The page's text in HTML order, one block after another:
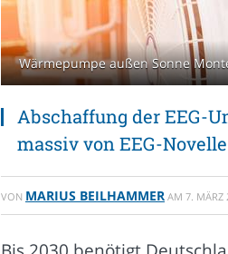
Wärmepumpe außen Sonne
Abschaffung der EEG-
massiv von EEG-Novelle
VON MARIUS BEILHAMMER AM 7. MÄRZ